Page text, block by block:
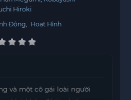
Hiroki
Động Hoạt Hình
và một cô gái loài người